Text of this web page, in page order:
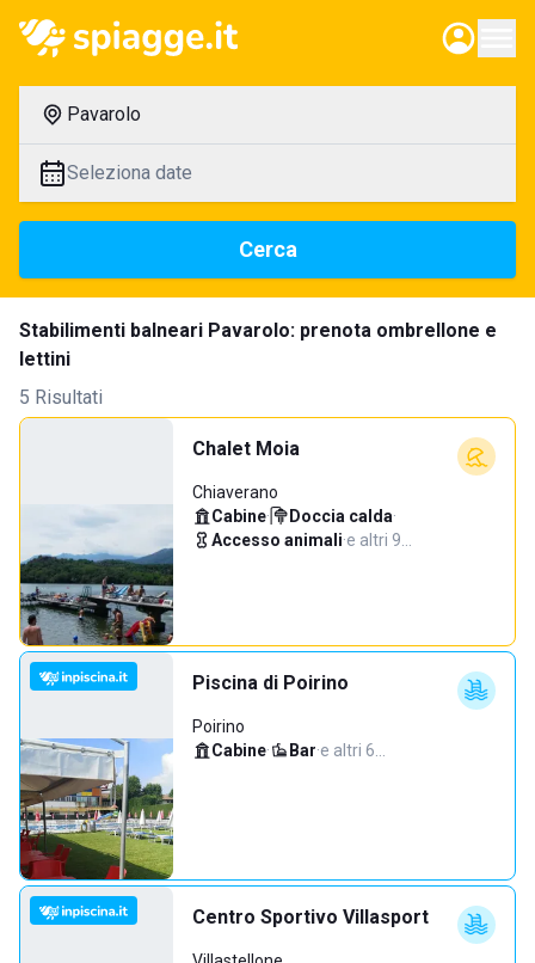
Pavarolo
Seleziona date
Cerca
Stabilimenti balneari Pavarolo: prenota ombrellone e
lettini
5 Risultati
Chalet Moia
Chiaverano
Cabine· Doccia calda·
Accesso animali·e altri 9…
Piscina di Poirino
Poirino
Cabine· Bar·e altri 6…
Centro Sportivo Villasport